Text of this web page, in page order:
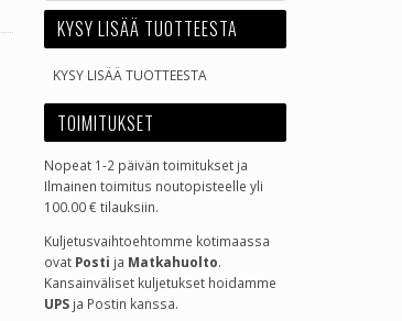
KYSY LISÄÄ TUOTTEESTA
KYSY LISÄÄ TUOTTEESTA
TOIMITUKSET
Nopeat 1-2 päivän toimitukset ja
Ilmainen toimitus noutopisteelle yli
100.00 € tilauksiin.
Kuljetusvaihtoehtomme kotimaassa
ovat Posti ja Matkahuolto.
Kansainväliset kuljetukset hoidamme
UPS ja Postin kanssa.